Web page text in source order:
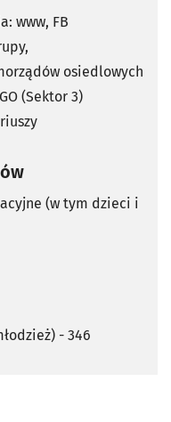
www, FB
osiedlowych
(Sektor 3)
(w tym dzieci i
- 346